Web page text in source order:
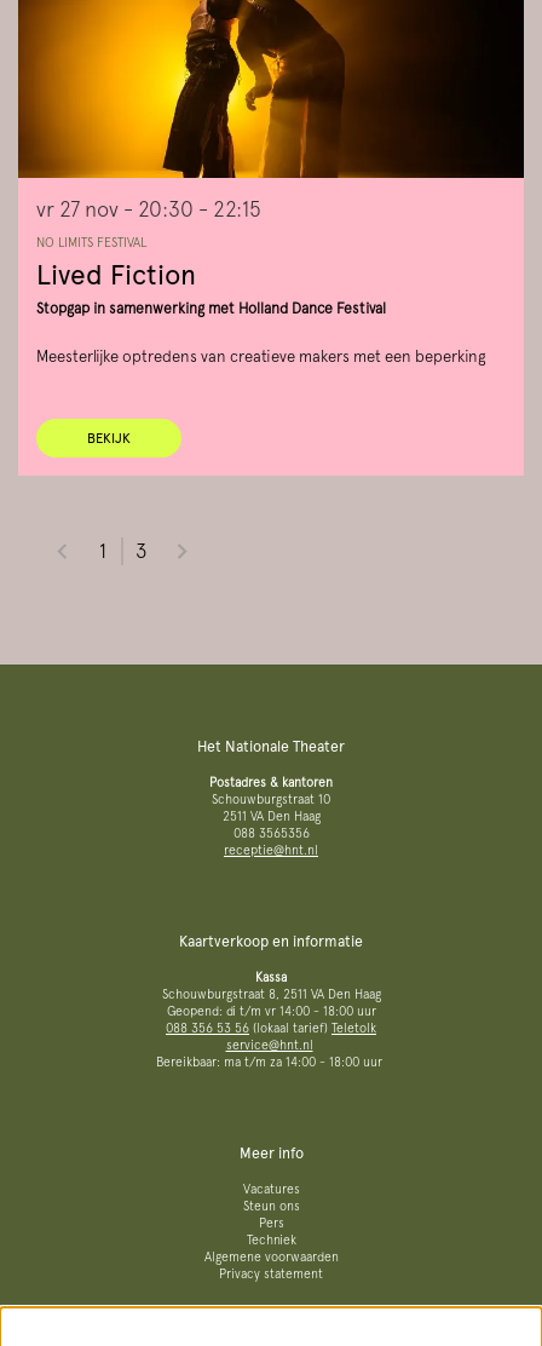
Lived Fiction
Stopgap in samenwerking met Holland Dance Festival
NO LIMITS FESTIVAL
Meesterlijke optredens van creatieve makers met een beperking
vr 27 nov - 20:30 - 22:15
BEKIJK
1 3
Het Nationale Theater
Postadres & kantoren
Schouwburgstraat 10
2511 VA Den Haag
088 3565356
receptie@hnt.nl
Kaartverkoop en informatie
Kassa
Schouwburgstraat 8, 2511 VA Den Haag
Geopend: di t/m vr 14:00 - 18:00 uur
088 356 53 56 (lokaal tarief) Teletolk
service@hnt.nl
Bereikbaar: ma t/m za 14:00 - 18:00 uur
Meer info
Vacatures
Steun ons
Pers
Techniek
Algemene voorwaarden
Privacy statement